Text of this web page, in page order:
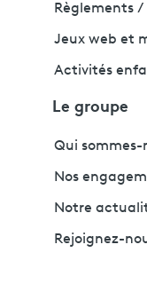
Règlements
Jeux web et
Activités
Le groupe
Qui sommes-
Nos
Notre
Rejoignez-